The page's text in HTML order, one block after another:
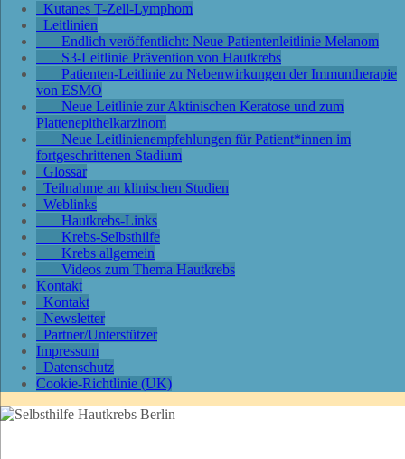
Kutanes T-Zell-Lymphom
Leitlinien
Endlich veröffentlicht: Neue Patientenleitlinie Melanom
S3-Leitlinie Prävention von Hautkrebs
Patienten-Leitlinie zu Nebenwirkungen der Immuntherapie
von ESMO
Neue Leitlinie zur Aktinischen Keratose und zum
Plattenepithelkarzinom
Neue Leitlinienempfehlungen für Patient*innen im
fortgeschrittenen Stadium
Glossar
Teilnahme an klinischen Studien
Weblinks
Hautkrebs-Links
Krebs-Selbsthilfe
Krebs allgemein
Videos zum Thema Hautkrebs
Kontakt
Kontakt
Newsletter
Partner/Unterstützer
Impressum
Datenschutz
Cookie-Richtlinie (UK)